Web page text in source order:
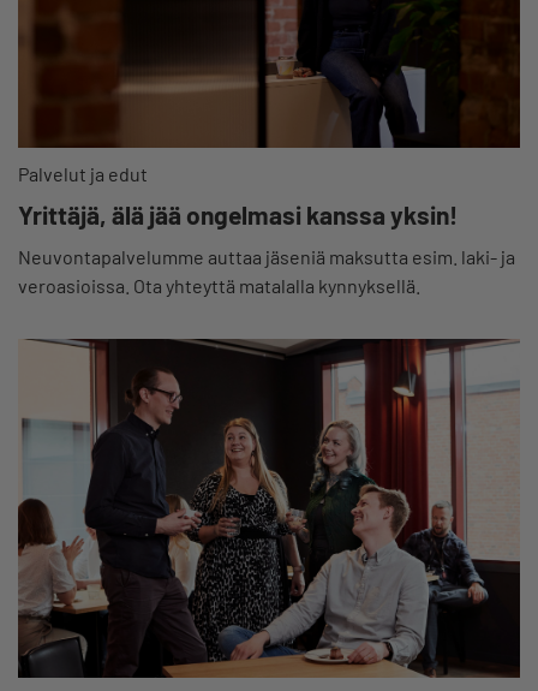
Palvelut ja edut
Yrittäjä, älä jää ongelmasi kanssa yksin!
Neuvontapalvelumme auttaa jäseniä maksutta esim. laki- ja
veroasioissa. Ota yhteyttä matalalla kynnyksellä.